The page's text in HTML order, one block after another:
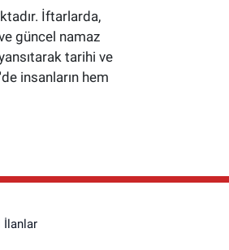
İftarlarda,
güncel namaz
tarihi ve
insanların hem
İlanlar